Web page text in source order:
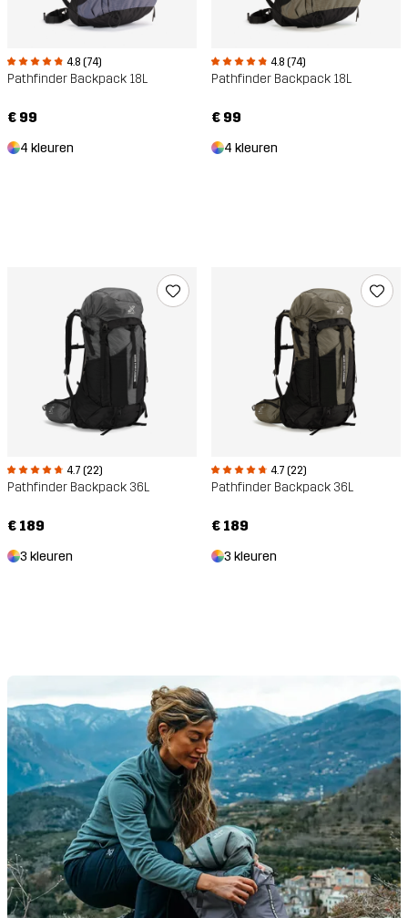
4.8 (74)
Pathfinder Backpack 18L
€ 99
4 kleuren
4.8 (74)
Pathfinder Backpack 18L
€ 99
4 kleuren
4.7 (22)
Pathfinder Backpack 36L
€ 189
3 kleuren
4.7 (22)
Pathfinder Backpack 36L
€ 189
3 kleuren